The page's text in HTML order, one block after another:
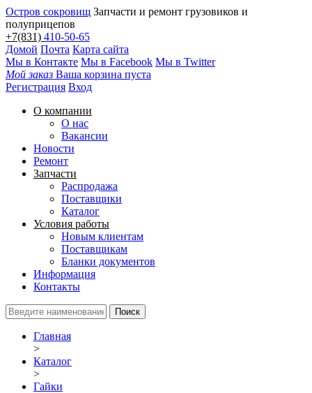
Остров сокровищ Запчасти и ремонт грузовиков и
полуприцепов
+7(831) 410-50-65
Домой Почта Карта сайта
Мы в Контакте Мы в Facebook Мы в Twitter
Мой заказ Ваша корзина пуста
Регистрация Вход
О компании
О нас
Вакансии
Новости
Ремонт
Запчасти
Распродажа
Поставщики
Каталог
Условия работы
Новым клиентам
Поставщикам
Бланки документов
Информация
Контакты
Главная
>
Каталог
>
Гайки